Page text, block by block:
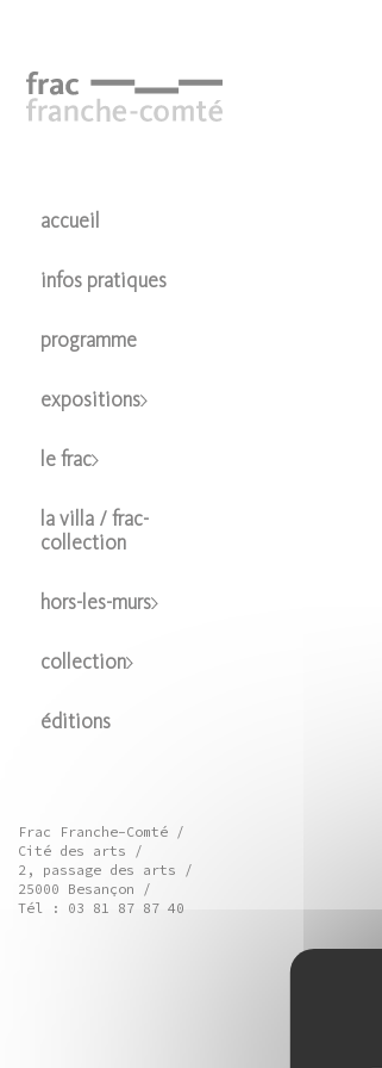
principal
accueil
infos pratiques
programme
expositions
le frac
la villa / frac-
collection
hors-les-murs
collection
éditions
Frac Franche-Comté /
Cité des arts /
2, passage des arts /
25000 Besançon /
Tél : 03 81 87 87 40